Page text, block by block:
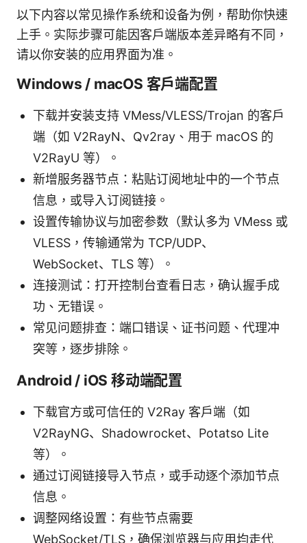
以下内容以常见操作系统和设备为例，帮助你快速
上手。实际步骤可能因客户端版本差异略有不同，
请以你安装的应用界面为准。
Windows / macOS 客户端配置
下载并安装支持 VMess/VLESS/Trojan 的客户
端（如 V2RayN、Qv2ray、用于 macOS 的
V2RayU 等）。
新增服务器节点：粘贴订阅地址中的一个节点
信息，或导入订阅链接。
设置传输协议与加密参数（默认多为 VMess 或
VLESS，传输通常为 TCP/UDP、
WebSocket、TLS 等）。
连接测试：打开控制台查看日志，确认握手成
功、无错误。
常见问题排查：端口错误、证书问题、代理冲
突等，逐步排除。
Android / iOS 移动端配置
下载官方或可信任的 V2Ray 客户端（如
V2RayNG、Shadowrocket、Potatso Lite
等）。
通过订阅链接导入节点，或手动逐个添加节点
信息。
调整网络设置：有些节点需要
WebSocket/TLS，确保浏览器与应用均走代